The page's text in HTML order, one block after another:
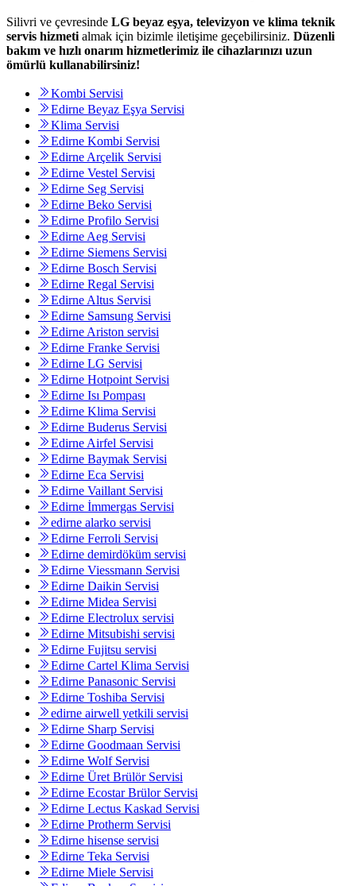
Silivri ve çevresinde LG beyaz eşya, televizyon ve klima teknik
servis hizmetialmak için bizimle iletişime geçebilirsiniz. Düzenli
bakım ve hızlı onarım hizmetlerimiz ile cihazlarınızı uzun
ömürlü kullanabilirsiniz!
Kombi Servisi
Edirne Beyaz Eşya Servisi
Klima Servisi
Edirne Kombi Servisi
Edirne Arçelik Servisi
Edirne Vestel Servisi
Edirne Seg Servisi
Edirne Beko Servisi
Edirne Profilo Servisi
Edirne Aeg Servisi
Edirne Siemens Servisi
Edirne Bosch Servisi
Edirne Regal Servisi
Edirne Altus Servisi
Edirne Samsung Servisi
Edirne Ariston servisi
Edirne Franke Servisi
Edirne LG Servisi
Edirne Hotpoint Servisi
Edirne Isı Pompası
Edirne Klima Servisi
Edirne Buderus Servisi
Edirne Airfel Servisi
Edirne Baymak Servisi
Edirne Eca Servisi
Edirne Vaillant Servisi
Edirne İmmergas Servisi
edirne alarko servisi
Edirne Ferroli Servisi
Edirne demirdöküm servisi
Edirne Viessmann Servisi
Edirne Daikin Servisi
Edirne Midea Servisi
Edirne Electrolux servisi
Edirne Mitsubishi servisi
Edirne Fujitsu servisi
Edirne Cartel Klima Servisi
Edirne Panasonic Servisi
Edirne Toshiba Servisi
edirne airwell yetkili servisi
Edirne Sharp Servisi
Edirne Goodmaan Servisi
Edirne Wolf Servisi
Edirne Üret Brülör Servisi
Edirne Ecostar Brülor Servisi
Edirne Lectus Kaskad Servisi
Edirne Protherm Servisi
Edirne hisense servisi
Edirne Teka Servisi
Edirne Miele Servisi